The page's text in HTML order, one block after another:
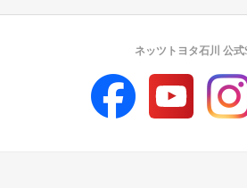
ネッツトヨタ石川 公式